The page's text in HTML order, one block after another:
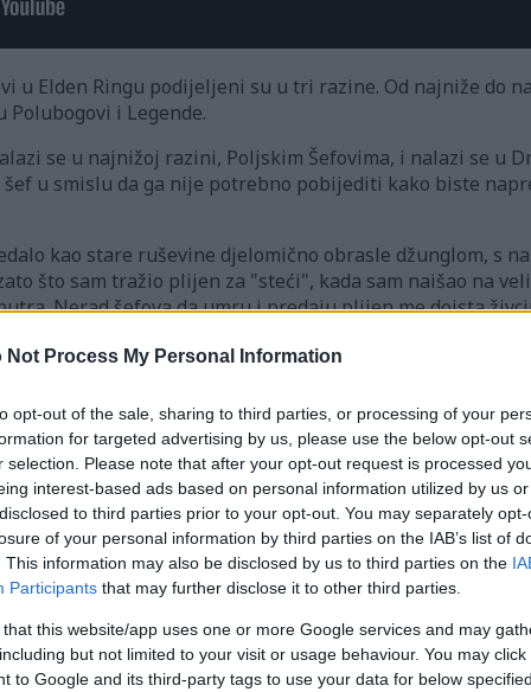
Not Process My Personal Information
opt-out of the sale, sharing to third parties, or processing of your
for targeted advertising by us, please use the below opt-out
selection. Please note that after your opt-out request is processed
interest-based ads based on personal information utilized by us
to third parties prior to your opt-out. You may separately
of your personal information by third parties on the IAB’s list of
This information may also be disclosed by us to third parties on the
Participants that may further disclose it to other third parties.
that this website/app uses one or more Google services and may
but not limited to your visit or usage behaviour. You may
to Google and its third-party tags to use your data for below
u Elden Ringu podijeljeni su u tri razine. Od najniže do
i Legende.
se u najnižoj razini, Poljskim Šefovima, i nalazi se u
u smislu da ga nije potrebno pobijediti kako biste
kao stare ruševine djelomično obrasle džunglom, s
što sam tražio plijen za "steći", kada sam naišao na
Nerad šefova da umru i predaju plijen me doista
usredotočiti na ovaj drugi dio, odnosno na njihovu
mrtvih tijela.
sam ga propustio, ali vratio sam se da mu pokvarim
i škorpionima, misleći da bih mogao završiti s tim
Beast Dancing Lion na početku ekspanzije, iako se čini
da bi to puno olakšalo, ali s druge strane, dobiva
bi bilo sasvim u pravu.
je možda samo zato što sam bio više razine i imao
je samo običan terenski boss, prvi je bio Legendarni
izaziva paniku dovela je do nekih trenutaka u modu